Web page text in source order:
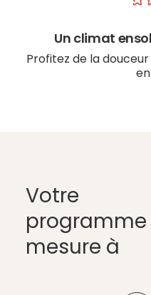
Un climat
Profitez de la
Votre
mesure à